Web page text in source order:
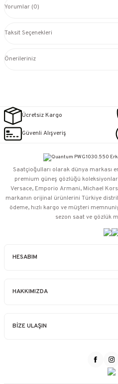
Yorumlar (0)
Taksit Seçenekleri
Önerileriniz
Ücretsiz Kargo
Güvenli Alışveriş
HESABIM
HAKKIMIZDA
BİZE ULAŞIN
Saatçioğulları⁠ olarak dünya markası
premium güneş gözlüğü
Versace, Emporio Armani, Michael
markanın orijinal ürünlerini Türkiye
ödeme, hızlı kargo ve müşteri
sezon saat ve gözlük